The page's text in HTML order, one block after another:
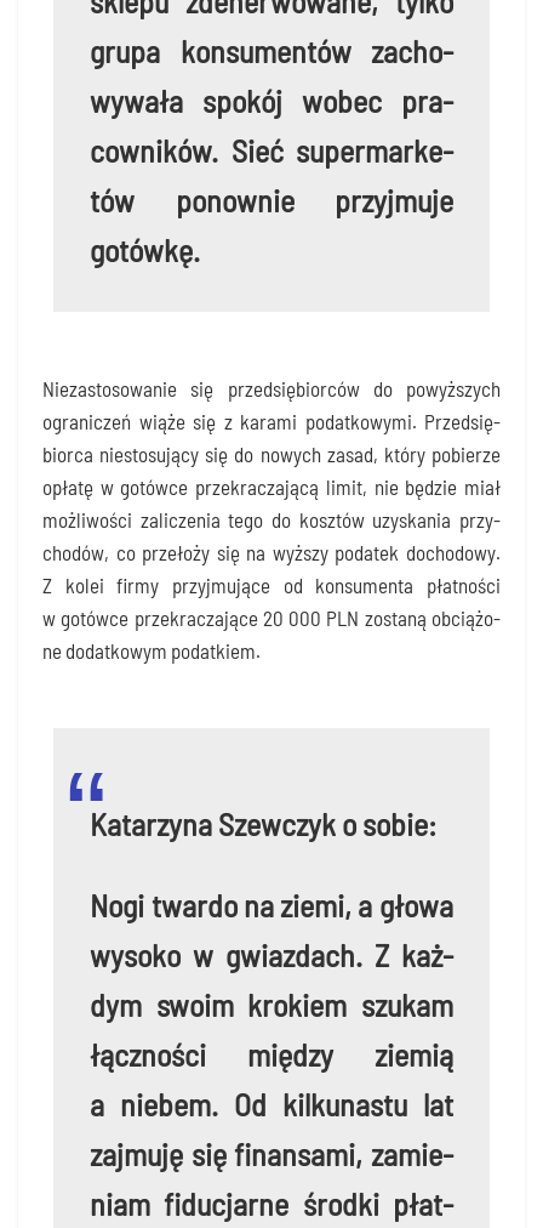
gru­pa kon­su­men­tów zacho­
wy­wa­ła spo­kój wobec pra­
cow­ni­ków. Sieć super­mar­ke­
tów ponow­nie przyj­mu­je
gotówkę.
Nie­za­sto­so­wa­nie się przed­się­bior­ców do powyż­szych
ogra­ni­czeń wią­że się z kara­mi podat­ko­wy­mi. Przed­się­
bior­ca nie­sto­su­ją­cy się do nowych zasad, któ­ry pobie­rze
opła­tę w gotów­ce prze­kra­cza­ją­cą limit, nie będzie miał
moż­li­wo­ści zali­cze­nia tego do kosz­tów uzy­ska­nia przy­
cho­dów, co prze­ło­ży się na wyż­szy poda­tek docho­do­wy.
Z kolei fir­my przyj­mu­ją­ce od kon­su­men­ta płat­no­ści
w gotów­ce prze­kra­cza­ją­ce 20 000 PLN zosta­ną obcią­żo­
ne dodat­ko­wym podatkiem.
Kata­rzy­na Szew­czyk o sobie:
Nogi twar­do na zie­mi, a gło­wa
wyso­ko w gwiaz­dach. Z każ­
dym swo­im kro­kiem szu­kam
łącz­no­ści mię­dzy zie­mią
a nie­bem. Od kil­ku­na­stu lat
zaj­mu­ję się finan­sa­mi, zamie­
niam fidu­cjar­ne środ­ki płat­